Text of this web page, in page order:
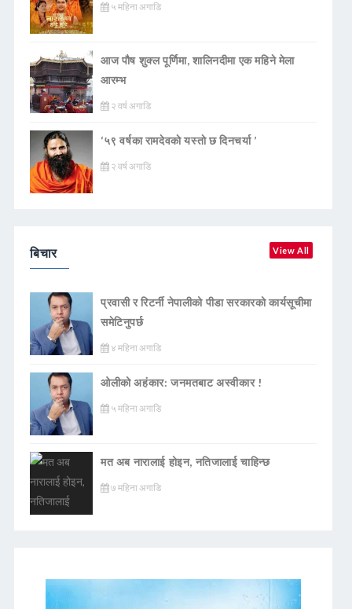
५ महिना अगाडि
आज पौष शुक्ल पूर्णिमा, शालिनदीमा एक महिने मेला
आरम्भ
२ वर्ष अगाडि
‘५९ वर्षका रामदेवकाे यस्ताे छ दिनचर्या ’
२ वर्ष अगाडि
बिचार View All
प्रवासी र रिटर्नी नेपालीको पीडा सरकारको कार्यसूचीमा
समेटिनुपर्छ
४ महिना अगाडि
ओलीको अहंकार: जनमतबाट अस्वीकार !
५ महिना अगाडि
मत अब नारालाई होइन, नतिजालाई चाहिन्छ
७ महिना अगाडि